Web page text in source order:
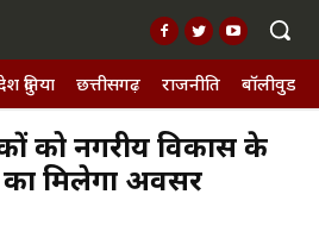
दुनिया छत्तीसगढ़ राजनीति बॉलीवुड,
को नगरीय विकास के
का मिलेगा अवसर